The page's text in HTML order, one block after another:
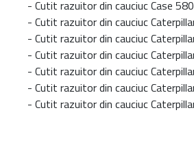
- Cutit razuitor din cauciuc Case
- Cutit razuitor din cauciuc
- Cutit razuitor din cauciuc
- Cutit razuitor din cauciuc
- Cutit razuitor din cauciuc
- Cutit razuitor din cauciuc
- Cutit razuitor din cauciuc